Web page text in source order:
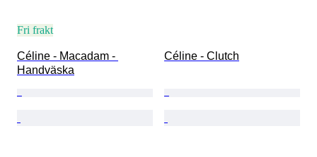
Fri frakt
Céline - Macadam -
Handväska
Céline - Clutch